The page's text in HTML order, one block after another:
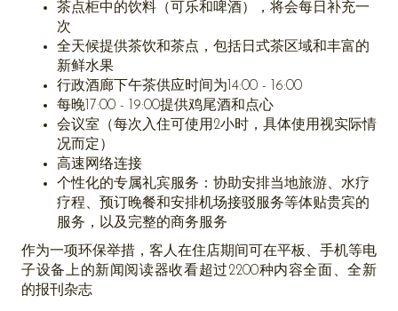
茶点柜中的饮料（可乐和啤酒），将会每日补充一
次
全天候提供茶饮和茶点，包括日式茶区域和丰富的
新鲜水果
行政酒廊下午茶供应时间为14:00 - 16:00
每晚17:00 - 19:00提供鸡尾酒和点心
会议室（每次入住可使用2小时，具体使用视实际情
况而定）
高速网络连接
个性化的专属礼宾服务：协助安排当地旅游、水疗
疗程、预订晚餐和安排机场接驳服务等体贴贵宾的
服务，以及完整的商务服务
作为一项环保举措，客人在住店期间可在平板、手机等电
子设备上的新闻阅读器收看超过2200种内容全面、全新
的报刊杂志